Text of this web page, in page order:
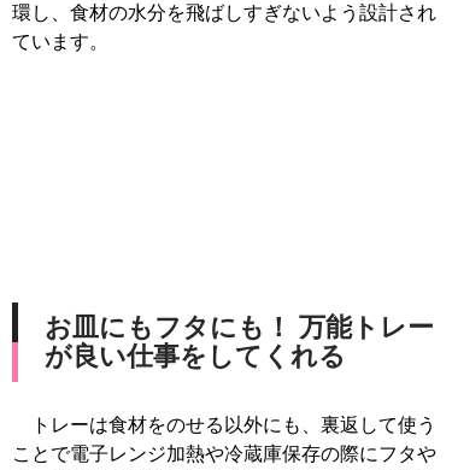
環し、食材の水分を飛ばしすぎないよう設計され
ています。
お皿にもフタにも！ 万能トレー
が良い仕事をしてくれる
トレーは食材をのせる以外にも、裏返して使う
ことで電子レンジ加熱や冷蔵庫保存の際にフタや